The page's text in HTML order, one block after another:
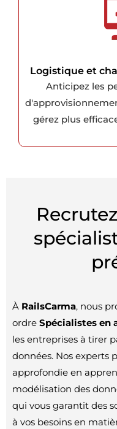
Logistique et
Anticipez les
gérez plus
À RailsCarma, nous
ordre Spécialistes en
les entreprises à tirer
données. Nos experts
approfondie en
modélisation des
qui vous garantit des
à vos besoins en